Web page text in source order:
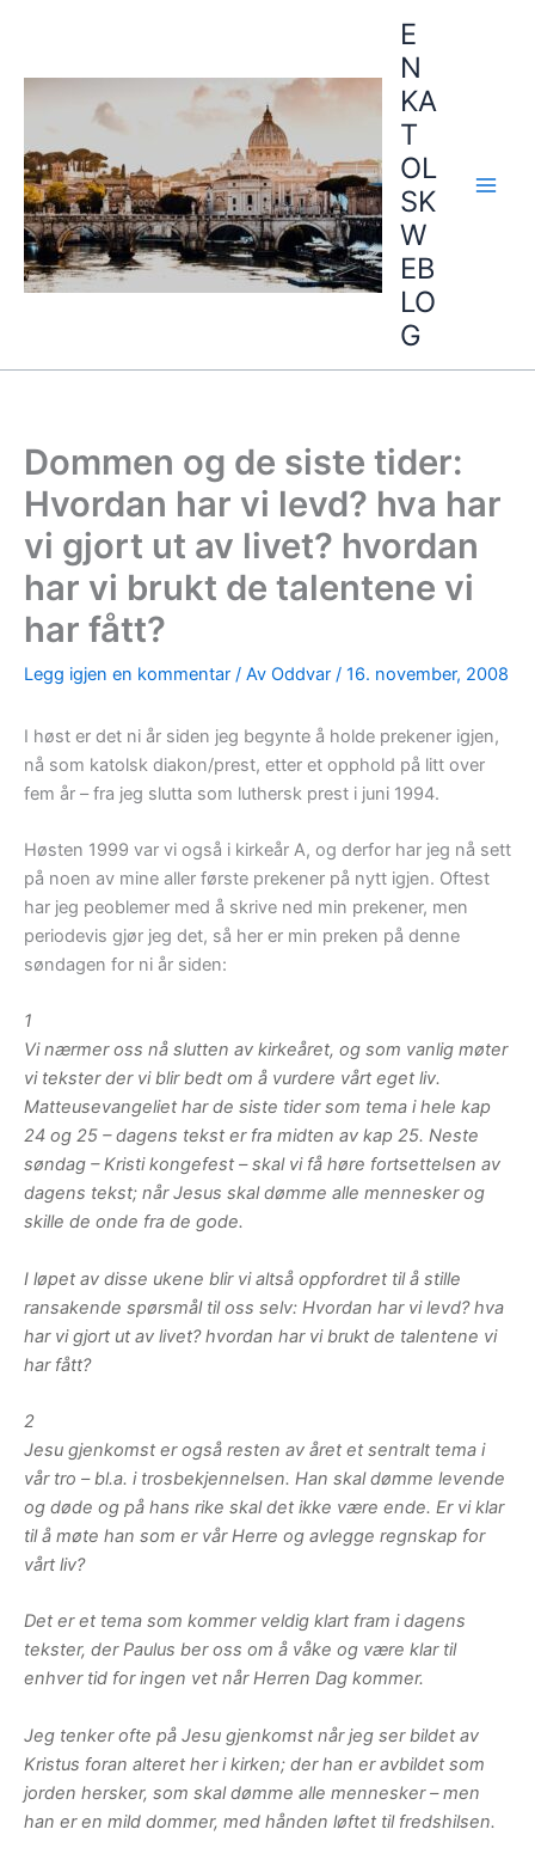
E
N
KA
T
OL
SK
W
EB
LO
G
Dommen og de siste tider:
Hvordan har vi levd? hva har
vi gjort ut av livet? hvordan
har vi brukt de talentene vi
har fått?
Legg igjen en kommentar / Av Oddvar / 16. november, 2008
I høst er det ni år siden jeg begynte å holde prekener igjen,
nå som katolsk diakon/prest, etter et opphold på litt over
fem år – fra jeg slutta som luthersk prest i juni 1994.
Høsten 1999 var vi også i kirkeår A, og derfor har jeg nå sett
på noen av mine aller første prekener på nytt igjen. Oftest
har jeg peoblemer med å skrive ned min prekener, men
periodevis gjør jeg det, så her er min preken på denne
søndagen for ni år siden:
1
Vi nærmer oss nå slutten av kirkeåret, og som vanlig møter
vi tekster der vi blir bedt om å vurdere vårt eget liv.
Matteusevangeliet har de siste tider som tema i hele kap
24 og 25 – dagens tekst er fra midten av kap 25. Neste
søndag – Kristi kongefest – skal vi få høre fortsettelsen av
dagens tekst; når Jesus skal dømme alle mennesker og
skille de onde fra de gode.
I løpet av disse ukene blir vi altså oppfordret til å stille
ransakende spørsmål til oss selv: Hvordan har vi levd? hva
har vi gjort ut av livet? hvordan har vi brukt de talentene vi
har fått?
2
Jesu gjenkomst er også resten av året et sentralt tema i
vår tro – bl.a. i trosbekjennelsen. Han skal dømme levende
og døde og på hans rike skal det ikke være ende. Er vi klar
til å møte han som er vår Herre og avlegge regnskap for
vårt liv?
Det er et tema som kommer veldig klart fram i dagens
tekster, der Paulus ber oss om å våke og være klar til
enhver tid for ingen vet når Herren Dag kommer.
Jeg tenker ofte på Jesu gjenkomst når jeg ser bildet av
Kristus foran alteret her i kirken; der han er avbildet som
jorden hersker, som skal dømme alle mennesker – men
han er en mild dommer, med hånden løftet til fredshilsen.